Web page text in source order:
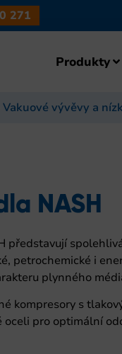
271
Produkty
Vakuové vývěvy a
NASH
představují
petrochemické i
plynného
kompresory s
pro optimální